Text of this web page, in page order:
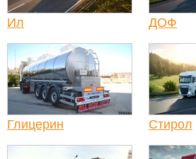
Ил ДОФ
Глицерин Стирол